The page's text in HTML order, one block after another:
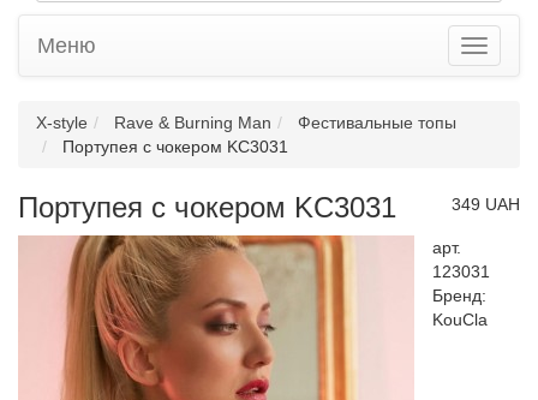
Toggle
Меню
X-style Rave & Burning Man
Фестивальные топы
Портупея с чокером KC3031
Портупея с чокером KC3031 349 UAH
арт.
123031
Бренд:
KouCla